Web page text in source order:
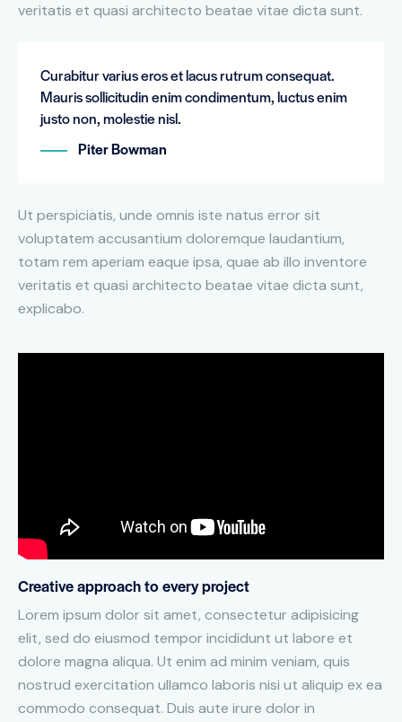
veritatis et quasi architecto beatae vitae dicta sunt.
Curabitur varius eros et lacus rutrum consequat.
Mauris sollicitudin enim condimentum, luctus enim
justo non, molestie nisl.
Piter Bowman
Ut perspiciatis, unde omnis iste natus error sit
voluptatem accusantium doloremque laudantium,
totam rem aperiam eaque ipsa, quae ab illo inventore
veritatis et quasi architecto beatae vitae dicta sunt,
explicabo.
Creative approach to every project
Lorem ipsum dolor sit amet, consectetur adipisicing
elit, sed do eiusmod tempor incididunt ut labore et
dolore magna aliqua. Ut enim ad minim veniam, quis
nostrud exercitation ullamco laboris nisi ut aliquip ex ea
commodo consequat. Duis aute irure dolor in